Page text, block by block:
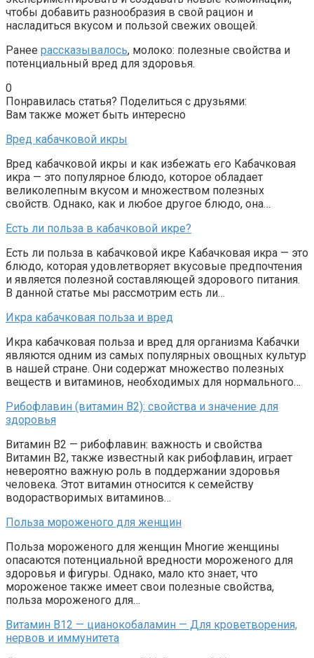
чтобы добавить разнообразия в свой рацион и
насладиться вкусом и пользой свежих овощей.
Ранее рассказывалось, молоко: полезные свойства и
потенциальный вред для здоровья.
0
Понравилась статья? Поделиться с друзьями:
Вам также может быть интересно
Вред кабачковой икры
Вред кабачковой икры и как избежать его Кабачковая
икра — это популярное блюдо, которое обладает
великолепным вкусом и множеством полезных
свойств. Однако, как и любое другое блюдо, она…
Есть ли польза в кабачковой икре?
Есть ли польза в кабачковой икре Кабачковая икра — это
блюдо, которая удовлетворяет вкусовые предпочтения
и является полезной составляющей здорового питания.
В данной статье мы рассмотрим есть ли…
Икра кабачковая польза и вред
Икра кабачковая польза и вред для организма Кабачки
являются одним из самых популярных овощных культур
в нашей стране. Они содержат множество полезных
веществ и витаминов, необходимых для нормального…
Рибофлавин (витамин B2): свойства и значение для
здоровья
Витамин B2 — рибофлавин: важность и свойства
Витамин B2, также известный как рибофлавин, играет
невероятно важную роль в поддержании здоровья
человека. Этот витамин относится к семейству
водорастворимых витаминов…
Польза мороженого для женщин
Польза мороженого для женщин Многие женщины
опасаются потенциальной вредности мороженого для
здоровья и фигуры. Однако, мало кто знает, что
мороженое также имеет свои полезные свойства,
польза мороженого для…
Витамин В12 — цианокобаламин — Для кроветворения,
нервов и иммунитета